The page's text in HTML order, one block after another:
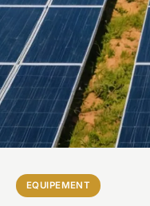
EQUIPEMENT